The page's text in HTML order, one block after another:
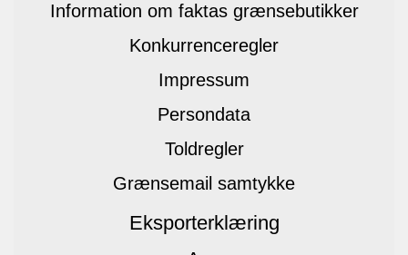
Information om faktas grænsebutikker
Konkurrenceregler
Impressum
Persondata
Toldregler
Grænsemail samtykke
Eksporterklæring